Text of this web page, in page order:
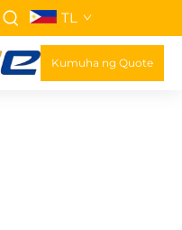
TL
Kumuha ng Quote